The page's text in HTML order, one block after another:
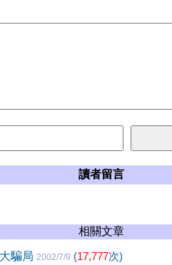
讀者留言
相關文章
騙局 2002/7/9 (17,777次)